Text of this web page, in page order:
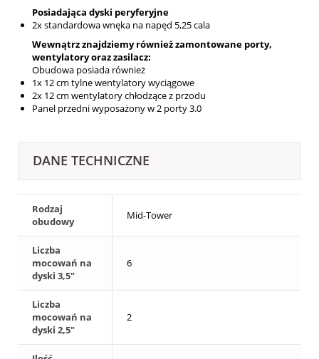
Posiadająca dyski peryferyjne
2x standardowa wnęka na napęd 5,25 cala
Wewnątrz znajdziemy również zamontowane porty,
wentylatory oraz zasilacz:
Obudowa posiada również
1x 12 cm tylne wentylatory wyciągowe
2x 12 cm wentylatory chłodzące z przodu
Panel przedni wyposażony w 2 porty 3.0
DANE TECHNICZNE
Rodzaj
obudowy
Mid-Tower
Liczba
mocowań na
dyski 3,5"
6
Liczba
mocowań na
dyski 2,5"
2